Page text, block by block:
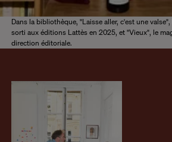
Dans la bibliothèque, "Laisse aller, c'est une
sorti aux éditions Lattès en 2025, et "Vieux", le
direction éditoriale.